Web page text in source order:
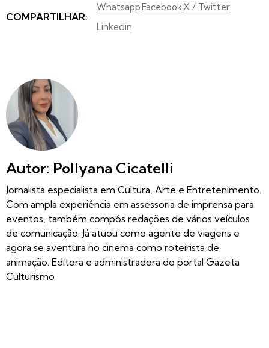
COMPARTILHAR:
WhatsappFacebookX / Twitter
Linkedin
Autor: Pollyana Cicatelli
Jornalista especialista em Cultura, Arte e Entretenimento.
Com ampla experiência em assessoria de imprensa para
eventos, também compôs redações de vários veículos
de comunicação. Já atuou como agente de viagens e
agora se aventura no cinema como roteirista de
animação. Editora e administradora do portal Gazeta
Culturismo